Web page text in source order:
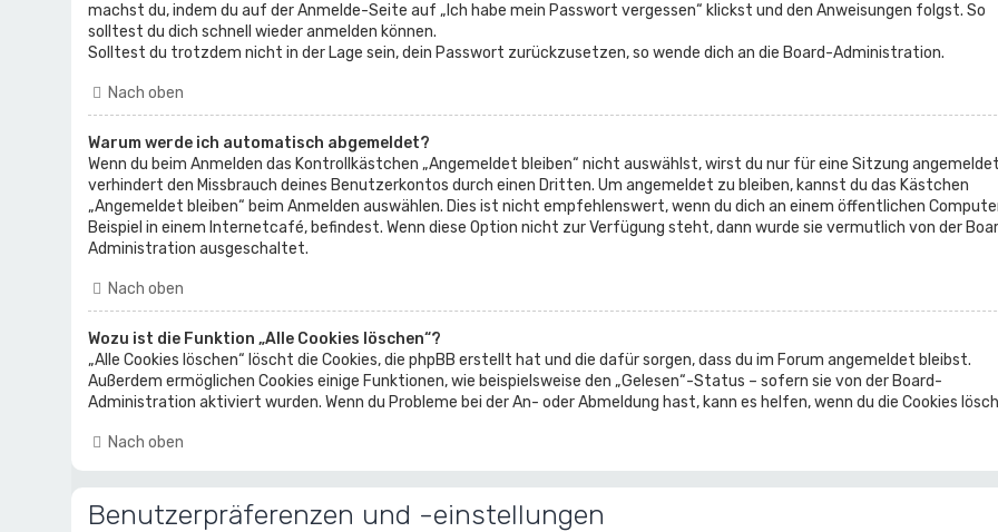
machst du, indem du auf der Anmelde-Seite auf „Ich habe mein Passwort vergessen“ klickst und den Anweisungen folgst. So
solltest du dich schnell wieder anmelden können.
Solltest du trotzdem nicht in der Lage sein, dein Passwort zurückzusetzen, so wende dich an die Board-Administration.
Nach oben
Warum werde ich automatisch abgemeldet?
Wenn du beim Anmelden das Kontrollkästchen „Angemeldet bleiben“ nicht auswählst, wirst du nur für eine Sitzung
verhindert den Missbrauch deines Benutzerkontos durch einen Dritten. Um angemeldet zu bleiben, kannst du das Kästchen
„Angemeldet bleiben“ beim Anmelden auswählen. Dies ist nicht empfehlenswert, wenn du dich an einem öffentlichen
Beispiel in einem Internetcafé, befindest. Wenn diese Option nicht zur Verfügung steht, dann wurde sie vermutlich von der
Administration ausgeschaltet.
Nach oben
Wozu ist die Funktion „Alle Cookies löschen“?
„Alle Cookies löschen“ löscht die Cookies, die phpBB erstellt hat und die dafür sorgen, dass du im Forum angemeldet bleibst.
Außerdem ermöglichen Cookies einige Funktionen, wie beispielsweise den „Gelesen“-Status – sofern sie von der Board-
Administration aktiviert wurden. Wenn du Probleme bei der An- oder Abmeldung hast, kann es helfen, wenn du die Cookies
Nach oben
Benutzerpräferenzen und -einstellungen